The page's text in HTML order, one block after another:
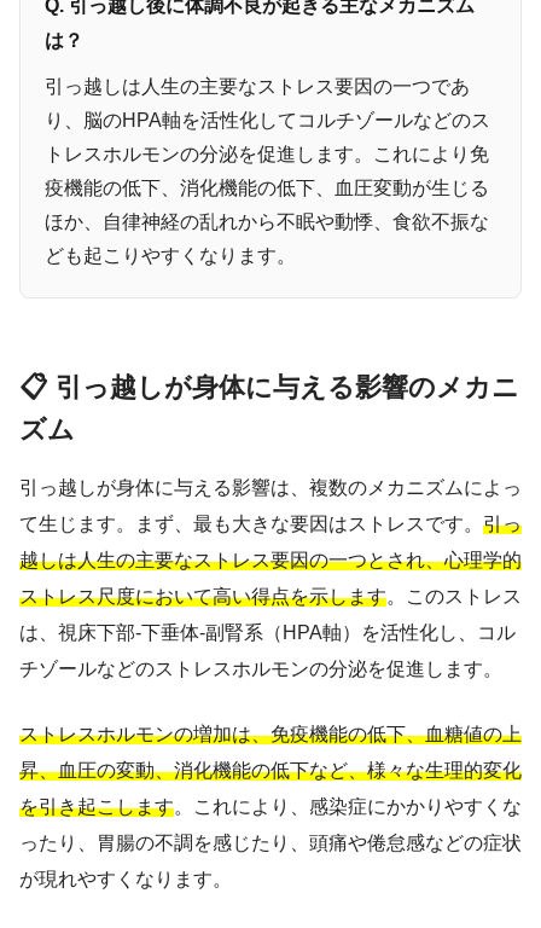
Q. 引っ越し後に体調不良が起きる主なメカニズム
は？
引っ越しは人生の主要なストレス要因の一つであ
り、脳のHPA軸を活性化してコルチゾールなどのス
トレスホルモンの分泌を促進します。これにより免
疫機能の低下、消化機能の低下、血圧変動が生じる
ほか、自律神経の乱れから不眠や動悸、食欲不振な
ども起こりやすくなります。
📋 引っ越しが身体に与える影響のメカニ
ズム
引っ越しが身体に与える影響は、複数のメカニズムによっ
て生じます。まず、最も大きな要因はストレスです。 引っ
越しは人生の主要なストレス要因の一つとされ、心理学的
ストレス尺度において高い得点を示します。このストレス
は、視床下部-下垂体-副腎系（HPA軸）を活性化し、コル
チゾールなどのストレスホルモンの分泌を促進します。
ストレスホルモンの増加は、免疫機能の低下、血糖値の上
昇、血圧の変動、消化機能の低下など、様々な生理的変化
を引き起こします。これにより、感染症にかかりやすくな
ったり、胃腸の不調を感じたり、頭痛や倦怠感などの症状
が現れやすくなります。